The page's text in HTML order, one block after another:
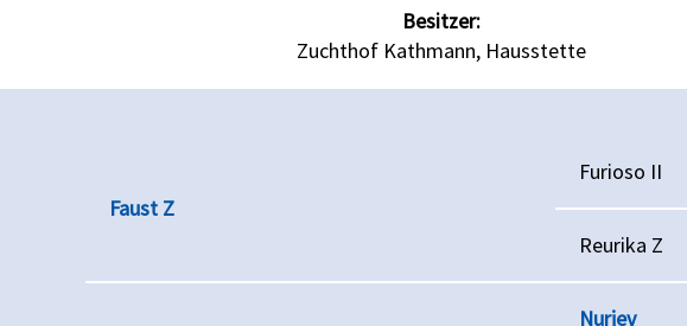
Besitzer:
Zuchthof Kathmann, Hausstette
Faust Z
Furioso II
Reurika Z
Nurjev